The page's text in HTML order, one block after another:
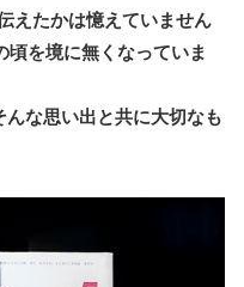
えたかは憶えていません
を境に無くなっていま
んな思い出と共に大切なも